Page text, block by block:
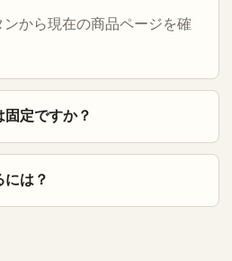
から現在の商品ページを確
固定ですか？
には？